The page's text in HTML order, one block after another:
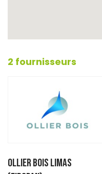
2 fournisseurs
OLLIER BOIS LIMAS